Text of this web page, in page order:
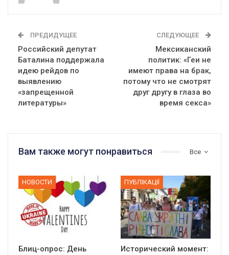
ПРЕДИДУЩЕЕ
Российский депутат
Баталина поддержала
идею рейдов по
выявлению
«запрещенной
литературы»
СЛЕДУЮЩЕЕ
Мексиканский
политик: «Геи не
имеют права на брак,
потому что не смотрят
друг другу в глаза во
время секса»
Все
Вам также могут понравиться
НОВОСТИ
Блиц-опрос: День
ПУБЛІКАЦІЇ
Исторический момент: